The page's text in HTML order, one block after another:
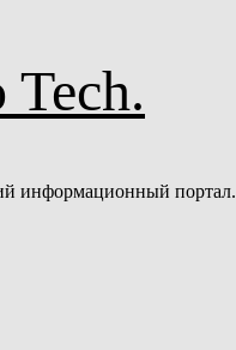
Tech.
информационный портал.